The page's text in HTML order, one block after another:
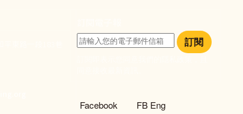
訂閱
社群選單
Facebook
FB Eng